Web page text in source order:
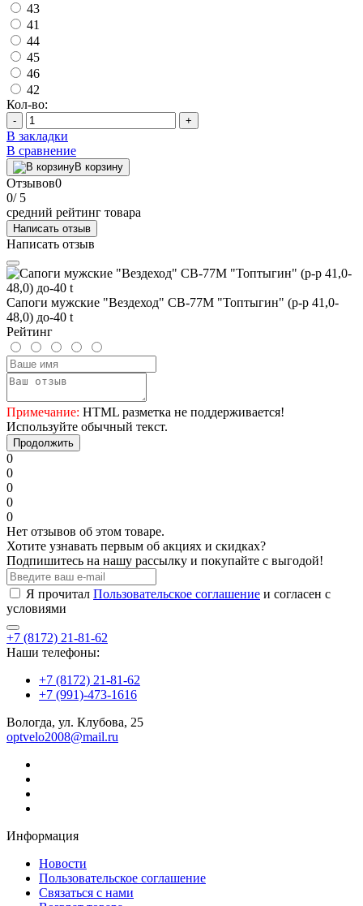
43
41
44
45
46
42
Кол-во:
- +
В закладки
В сравнение
В корзину
Отзывов0
0/ 5
средний рейтинг товара
Написать отзыв
Написать отзыв
Сапоги мужские "Вездеход" СВ-77М "Топтыгин" (р-р 41,0-
48,0) до-40 t
Рейтинг
Примечание: HTML разметка не поддерживается!
Используйте обычный текст.
Продолжить
0
0
0
0
0
Нет отзывов об этом товаре.
Хотите узнавать первым об акциях и скидках?
Подпишитесь на нашу рассылку и покупайте с выгодой!
Я прочитал Пользовательское соглашение и согласен с
условиями
+7 (8172) 21-81-62
Наши телефоны:
+7 (8172) 21-81-62
+7 (991)-473-1616
Вологда, ул. Клубова, 25
optvelo2008@mail.ru
Информация
Новости
Пользовательское соглашение
Связаться с нами